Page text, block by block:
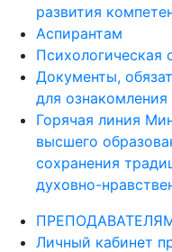
развития
Аспирантам
Психологическая
Документы,
для ознакомления
Горячая линия
высшего
сохранения
духовно-
Личный кабинет